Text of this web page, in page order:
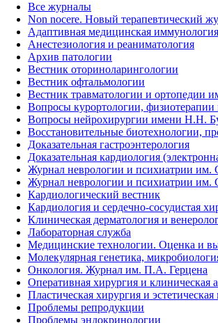
Все журналы
Non nocere. Новый терапевтический
Адаптивная медицинская
Анестезиология и реаниматология
Архив патологии
Вестник оториноларингологии
Вестник офтальмологии
Вестник травматологии и ортопедии
Вопросы курортологии, физиотерапии
Вопросы нейрохирургии имени Н.Н.
Восстановительные биотехнологии,
Доказательная гастроэнтерология
Доказательная кардиология
Журнал неврологии и психиатрии им.
Журнал неврологии и психиатрии им.
Кардиологический вестник
Кардиология и сердечно-сосудистая
Клиническая дерматология и
Лабораторная служба
Медицинские технологии. Оценка и
Молекулярная генетика,
Онкология. Журнал им. П.А. Герцена
Оперативная хирургия и
Пластическая хирургия и
Проблемы репродукции
Проблемы эндокринологии